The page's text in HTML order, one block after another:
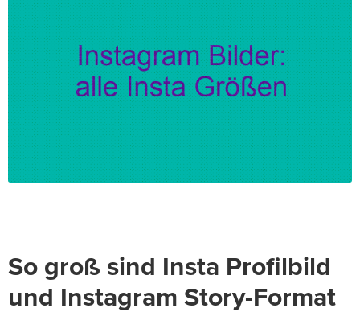
So groß sind Insta Profilbild
und Instagram Story-Format